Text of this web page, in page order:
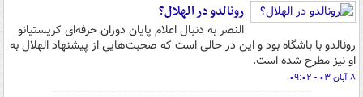
رونالدو در الهلال؟
النصر به دنبال اعلام پایان دوران حرفه‌ای کریستیانو
رونالدو با باشگاه بود و این در حالی است که صحبت‌هایی از پیشنهاد الهلال به
او نیز مطرح شده است.
۸ آبان ۰۳ - ۰۹:۰۲